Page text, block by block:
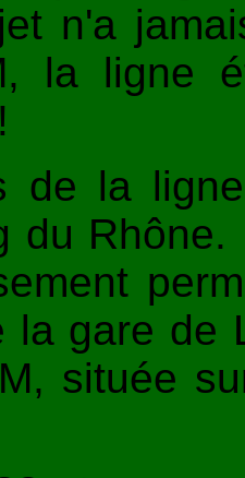
n'a
la ligne
de la
du Rhône.
la gare de
située